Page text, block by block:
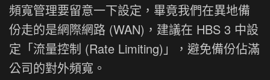
頻寬管理要留意一下設定，畢竟我們在異地備
份走的是網際網路 (WAN)，建議在 HBS 3 中設
定「流量控制 (Rate Limiting)」，避免備份佔滿
公司的對外頻寬。